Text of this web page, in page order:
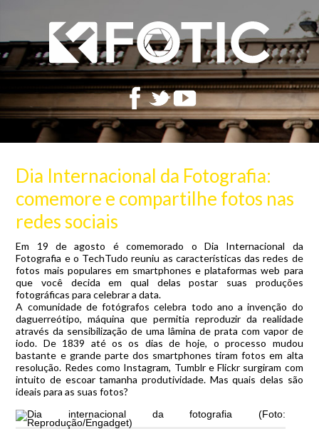
Dia Internacional da Fotografia:
comemore e compartilhe fotos nas
redes sociais
Em 19 de agosto é comemorado o Dia Internacional da
Fotografia e o TechTudo reuniu as características das redes de
fotos mais populares em smartphones e plataformas web para
que você decida em qual delas postar suas produções
fotográficas para celebrar a data.
A comunidade de fotógrafos celebra todo ano a invenção do
daguerreótipo, máquina que permitia reproduzir da realidade
através da sensibilização de uma lâmina de prata com vapor de
iodo. De 1839 até os os dias de hoje, o processo mudou
bastante e grande parte dos smartphones tiram fotos em alta
resolução. Redes como Instagram, Tumblr e Flickr surgiram com
intuito de escoar tamanha produtividade. Mas quais delas são
ideais para as suas fotos?